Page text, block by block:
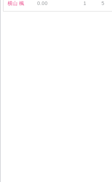
横山 楓 0.00 1 5